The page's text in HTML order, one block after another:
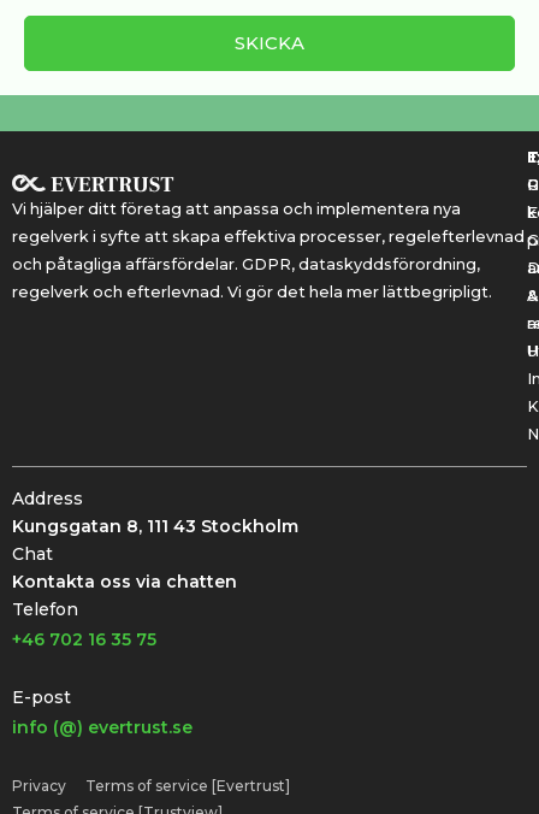
Vi hjälper ditt företag att anpassa och implementera nya
regelverk i syfte att skapa effektiva processer, regelefterlevnad
och påtagliga affärsfördelar. GDPR, dataskyddsförordning,
regelverk och efterlevnad. Vi gör det hela mer lättbegripligt.
&
Address
Kungsgatan 8, 111 43 Stockholm
Chat
Kontakta oss via chatten
Telefon
+46 702 16 35 75
E-post
info (@) evertrust.se
Privacy
Terms of service [Evertrust]